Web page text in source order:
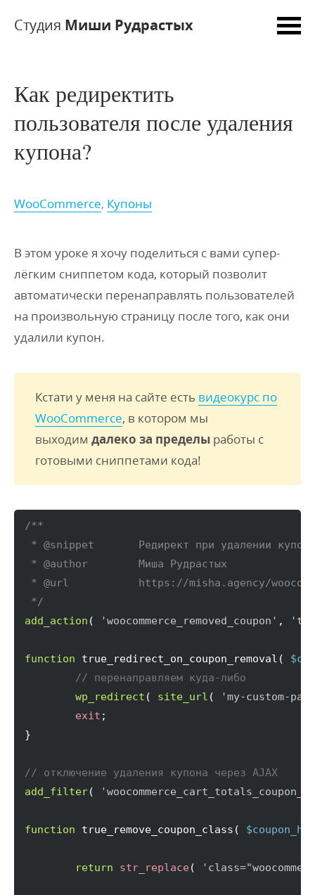
Студия Миши Рудрастых
Как редиректить
пользователя после удаления
купона?
WooCommerce, Купоны
В этом уроке я хочу поделиться с вами супер-
лёгким сниппетом кода, который позволит
автоматически перенаправлять пользователей
на произвольную страницу после того, как они
удалили купон.
Кстати у меня на сайте есть видеокурс по
WooCommerce, в котором мы
выходим далеко за пределы работы с
готовыми сниппетами кода!
/**
* @snippet       Редирект при удалении купона
* @author        Миша Рудрастых
* @url           https://misha.agency/
*/
add_action ( 'woocommerce_removed_coupon' ,
function true_redirect_on_coupon_removal (
// перенаправляем куда-либо
wp_redirect ( site_url (
'my-custom-
exit
}
// отключение удаления купона через AJAX
add_filter(
function true_remove_coupon_class (
return str_replace(